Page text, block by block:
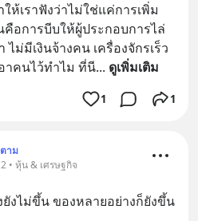
ห้เราฟังว่าไม่ใช่แค่การเพิ่ม
อการบีบให้ผู้ประกอบการไล่
ม่มีเงินจ้างคน เครื่องจักรเร็ว
าคนไว้ทำไม ที่นี... ดูเพิ่มเติม
1 1
าม
• หุ้น & เศรษฐกิจ
งไม่ขึ้น ของหลายอย่างก็ยังขึ้น